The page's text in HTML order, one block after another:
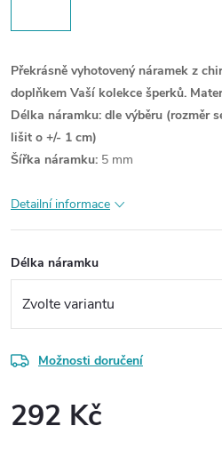
Překrásně vyhotovený náramek z
doplňkem Vaší kolekce šperků.
Délka náramku: dle výběru (rozměr
lišit o +/- 1 cm)
Šířka náramku: 5 mm
Detailní informace
Délka náramku
Možnosti doručení
292 Kč